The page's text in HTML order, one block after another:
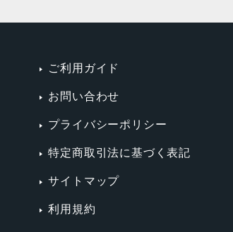
ご利用ガイド
お問い合わせ
プライバシーポリシー
特定商取引法に基づく表記
サイトマップ
利用規約